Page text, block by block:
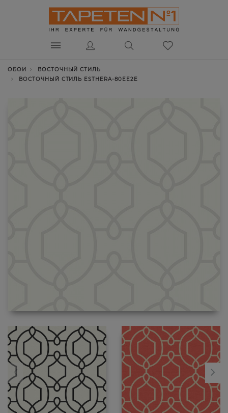
ОБОИ
ВОСТОЧНЫЙ СТИЛЬ
ВОСТОЧНЫЙ СТИЛЬ ESTHERA-80EE2E